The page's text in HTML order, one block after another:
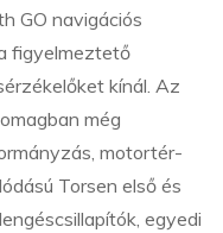
GO navigációs
figyelmeztető
kínál. Az
még
motortér-
Torsen első és
egyedi